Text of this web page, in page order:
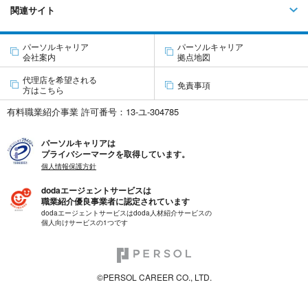
関連サイト
パーソルキャリア
会社案内
パーソルキャリア
拠点地図
代理店を希望される
方はこちら
免責事項
有料職業紹介事業 許可番号：13-ユ-304785
パーソルキャリアは
プライバシーマークを取得しています。
個人情報保護方針
dodaエージェントサービスは
職業紹介優良事業者に認定されています
dodaエージェントサービスはdoda人材紹介サービスの
個人向けサービスの1つです
©PERSOL CAREER CO., LTD.